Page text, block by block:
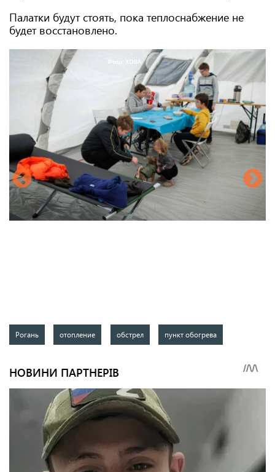
Палатки будут стоять, пока теплоснабжение не
будет восстановлено.
Фото: ХОВА
Рогань отопление обстрел пункт обогрева